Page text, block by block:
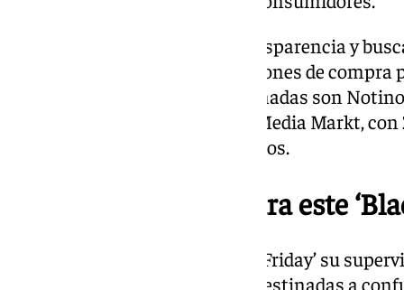
Estas prácticas reducen la transparencia y
consumidora o que tome decisiones de
cuantía, las compañías sancionadas son
Gestaweb 2020, con 100.000; Media Markt,
PC Componentes, con 1.500 euros.
Recomendaciones para este
Consumo ampliará este ‘Black Friday’ su
«patrones oscuros», prácticas destinadas a